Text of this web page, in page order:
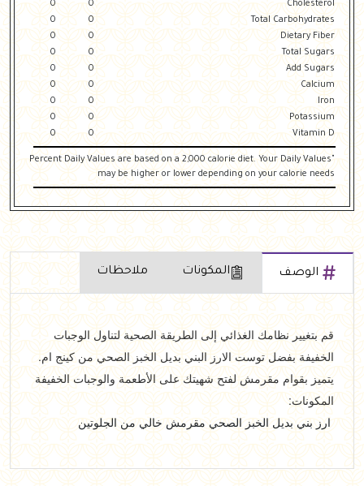
Cholesterol
0
0
Total Carbohydrates
0
0
Dietary Fiber
0
0
Total Sugars
0
0
Add Sugars
0
0
Calcium
0
0
Iron
0
0
Potassium
0
0
Vitamin D
0
0
"Percent Daily Values are based on a 2,000 calorie diet. Your Daily Values
may be higher or lower depending on your calorie needs
الوصف المكونات ملاحظات
قم بتغيير نظامك الغذائي إلى الطريقة الصحية لتناول الوجبات
الخفيفة بفضل توست الارز البني بديل الخبز الصحي من كينج ام.
يتميز بقوام مقرمش لفتح شهيتك على الأطعمة والوجبات الخفيفة
المكونات:
ارز بني بديل الخبز الصحي مقرمش خالي من الجلوتين